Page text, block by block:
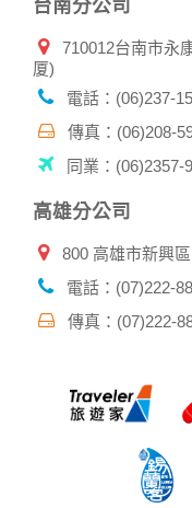
台南分公司
710012台南市永
厦)
電話：(06)237-
傳真：(06)208-
同業：(06)2357-
高雄分公司
800 高雄市新興
電話：(07)222-
傳真：(07)222-